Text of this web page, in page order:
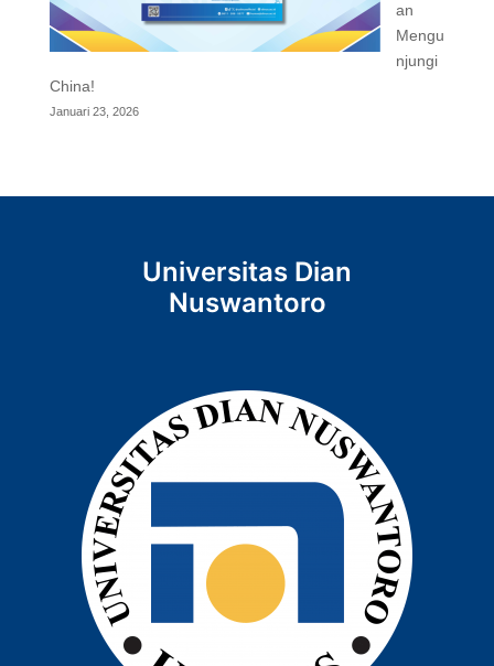
an
Mengu
njungi
China!
Januari 23, 2026
Universitas Dian
Nuswantoro